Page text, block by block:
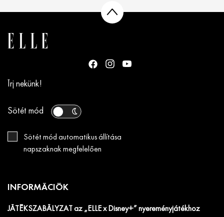
Írj nekünk!
Sötét mód
Sötét mód automatikus állítása
napszaknak megfelelően
INFORMÁCIÓK
JÁTÉKSZABÁLYZAT az „ELLE x Disney+” nyereményjátékhoz